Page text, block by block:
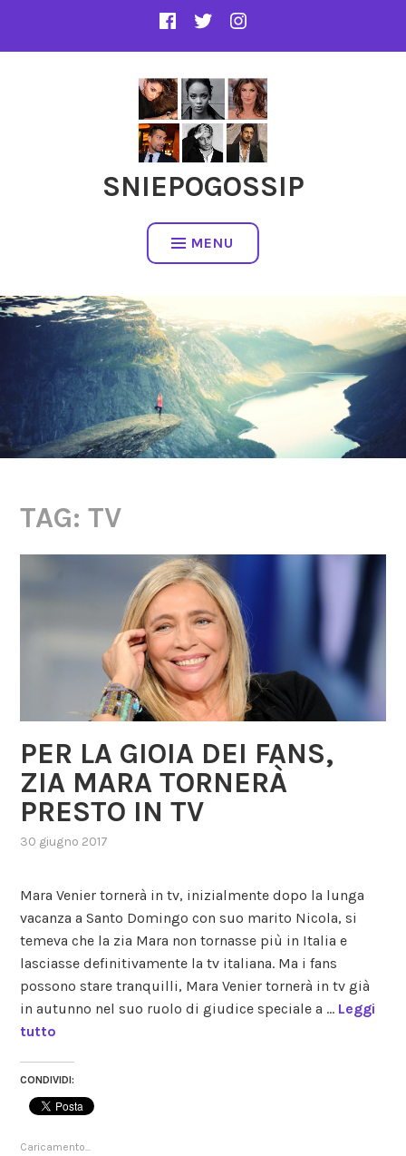
SNIEPOGOSSIP
MENU
TAG: TV
PER LA GIOIA DEI FANS,
ZIA MARA TORNERÀ
PRESTO IN TV
30 giugno 2017
gossip
reality,
talent
show
Mara Venier tornerà in tv, inizialmente dopo la lunga
vacanza a Santo Domingo con suo marito Nicola, si
temeva che la zia Mara non tornasse più in Italia e
lasciasse definitivamente la tv italiana. Ma i fans
possono stare tranquilli, Mara Venier tornerà in tv già
in autunno nel suo ruolo di giudice speciale a … Leggi
tutto
CONDIVIDI:
Caricamento...